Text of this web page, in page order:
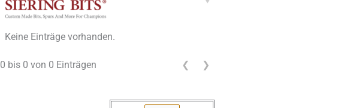
Keine Einträge vorhanden.
0 bis 0 von 0 Einträgen ❮ ❯